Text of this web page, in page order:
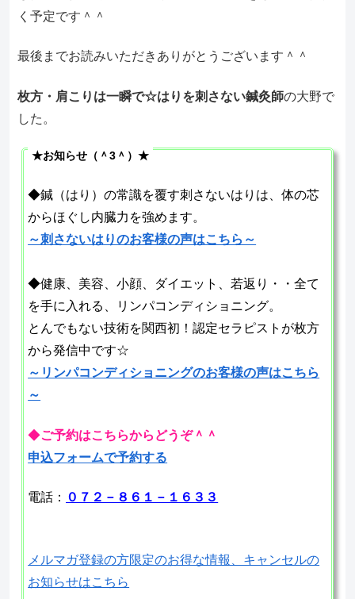
く予定です＾＾
最後までお読みいただきありがとうございます＾＾
枚方・肩こりは一瞬で☆はりを刺さない鍼灸師の大野で
した。
★お知らせ（＾3＾）★
◆鍼（はり）の常識を覆す刺さないはりは、体の芯
からほぐし内臓力を強めます。
～刺さないはりのお客様の声はこちら～
◆健康、美容、小顔、ダイエット、若返り・・全て
を手に入れる、リンパコンディショニング。
とんでもない技術を関西初！認定セラピストが枚方
から発信中です☆
～リンパコンディショニングのお客様の声はこちら
～
◆ご予約はこちらからどうぞ＾＾
申込フォームで予約する
電話： ０７２－８６１－１６３３
メルマガ登録の方限定のお得な情報、キャンセルの
お知らせはこちら